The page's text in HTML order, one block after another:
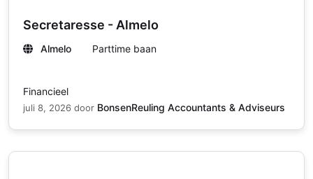
Secretaresse - Almelo
Almelo Parttime baan
Financieel
juli 8, 2026 door BonsenReuling Accountants & Adviseurs